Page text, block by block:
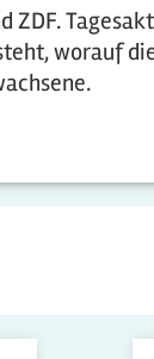
ZDF.
worauf